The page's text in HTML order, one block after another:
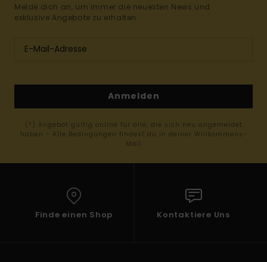
Melde dich an, um immer die neuesten News und
exklusive Angebote zu erhalten.
Anmelden
(*) Angebot gültig online für alle, die sich neu angemeldet
haben - Alle Bedingungen findest du in deiner Willkommens-
Mail
Finde einen Shop Kontaktiere Uns